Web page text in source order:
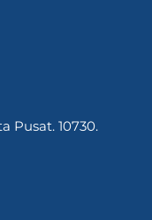
Pusat. 10730.